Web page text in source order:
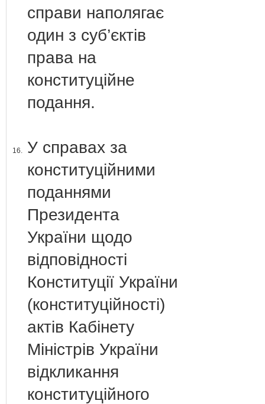
справи наполягає
один з суб’єктів
права на
конституційне
подання.
16.
У справах за
конституційними
поданнями
Президента
України щодо
відповідності
Конституції України
(конституційності)
актів Кабінету
Міністрів України
відкликання
конституційного